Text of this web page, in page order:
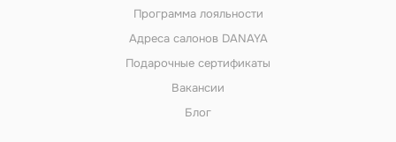
Программа лояльности
Адреса салонов DANAYA
Подарочные сертификаты
Вакансии
Блог